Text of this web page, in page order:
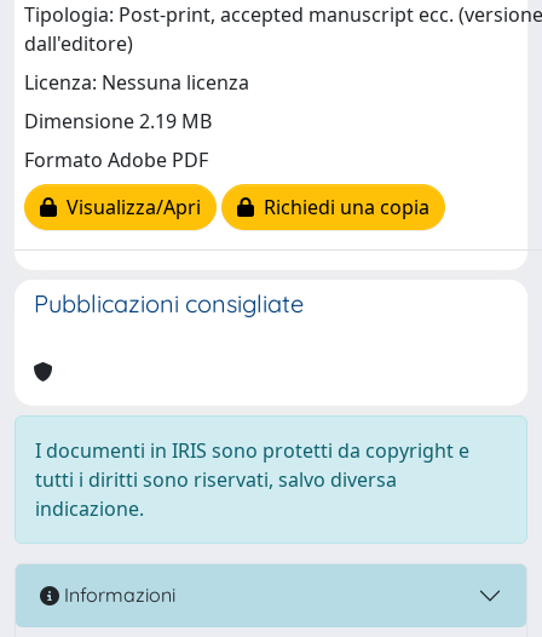
Tipologia: Post-print, accepted manuscript ecc.
dall'editore)
Licenza: Nessuna licenza
Dimensione 2.19 MB
Formato Adobe PDF
Visualizza/Apri
Richiedi una copia
Pubblicazioni consigliate
I documenti in IRIS sono protetti da copyright e
tutti i diritti sono riservati, salvo diversa
indicazione.
Informazioni